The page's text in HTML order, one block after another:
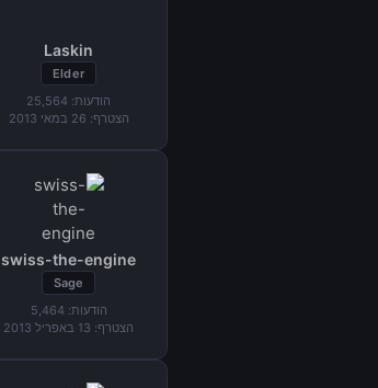
Laskin
Elder
הודעות: 25,564
הצטרף: 26 במאי 2013
swiss-the-engine
Sage
הודעות: 5,464
הצטרף: 13 באפריל 2013